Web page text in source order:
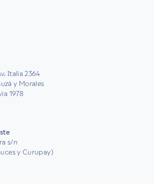
Italia 2364
y Morales
1978
s/n
y Curupay)